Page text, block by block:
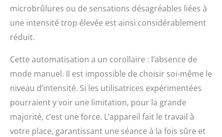
microbrûlures ou de sensations désagréables liées à
une intensité trop élevée est ainsi considérablement
réduit.
Cette automatisation a un corollaire : l’absence de
mode manuel. Il est impossible de choisir soi-même le
niveau d’intensité. Si les utilisatrices expérimentées
pourraient y voir une limitation, pour la grande
majorité, c’est une force. L’appareil fait le travail à
votre place, garantissant une séance à la fois sûre et